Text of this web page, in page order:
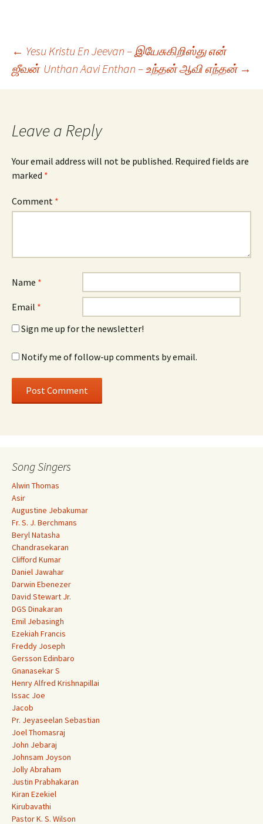
Post
navigation
← Yesu Kristu En Jeevan – இயேசுகிறிஸ்து என்
ஜீவன் Unthan Aavi Enthan – உந்தன் ஆவி எந்தன் →
Leave a Reply
Your email address will not be published. Required fields are
marked *
Comment *
Name *
Email *
Sign me up for the newsletter!
Notify me of follow-up comments by email.
Song Singers
Alwin Thomas
Asir
Augustine Jebakumar
Fr. S. J. Berchmans
Beryl Natasha
Chandrasekaran
Clifford Kumar
Daniel Jawahar
Darwin Ebenezer
David Stewart Jr.
DGS Dinakaran
Emil Jebasingh
Ezekiah Francis
Freddy Joseph
Gersson Edinbaro
Gnanasekar S
Henry Alfred Krishnapillai
Issac Joe
Jacob
Pr. Jeyaseelan Sebastian
Joel Thomasraj
John Jebaraj
Johnsam Joyson
Jolly Abraham
Justin Prabhakaran
Kiran Ezekiel
Kirubavathi
Pastor K. S. Wilson